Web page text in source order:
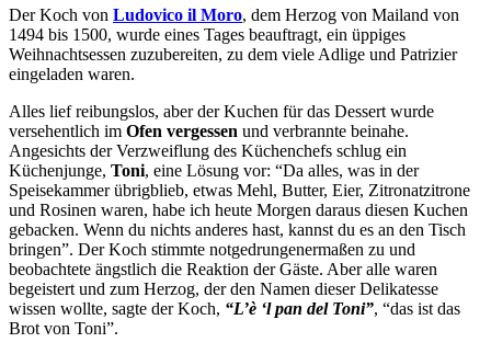
Der Koch von Ludovico il Moro, dem Herzog von Mailand von
1494 bis 1500, wurde eines Tages beauftragt, ein üppiges
Weihnachtsessen zuzubereiten, zu dem viele Adlige und Patrizier
eingeladen waren.
Alles lief reibungslos, aber der Kuchen für das Dessert wurde
versehentlich im Ofen vergessen und verbrannte beinahe.
Angesichts der Verzweiflung des Küchenchefs schlug ein
Küchenjunge, Toni, eine Lösung vor: “Da alles, was in der
Speisekammer übrigblieb, etwas Mehl, Butter, Eier, Zitronatzitrone
und Rosinen waren, habe ich heute Morgen daraus diesen Kuchen
gebacken. Wenn du nichts anderes hast, kannst du es an den Tisch
bringen”. Der Koch stimmte notgedrungenermaßen zu und
beobachtete ängstlich die Reaktion der Gäste. Aber alle waren
begeistert und zum Herzog, der den Namen dieser Delikatesse
wissen wollte, sagte der Koch, “L’è ‘l pan del Toni”, “das ist das
Brot von Toni”.